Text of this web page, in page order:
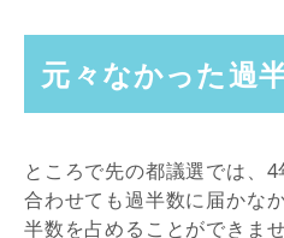
元々なかった過
ところで先の都議選では、
合わせても過半数に届かな
半数を占めることができま